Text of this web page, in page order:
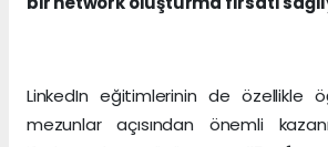
LinkedIn eğitimlerinin de özellikle
mezunlar açısından önemli